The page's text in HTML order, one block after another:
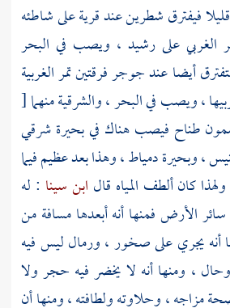
قليلا فيفترق شطرين عند قرية على شاطئه
الغربي على رشيد ، ويصب في البحر
أيضا عند جوجر فرقتين تمر الغربية
، ويصب في البحر ، والشرقية منهما[
طناح فيصب هناك في بحيرة شرقي
،وبحيرة دمياط، وهذا بعد عظيم فيما
كان ألطف المياه قال ابن سينا : له
الأرض فمنها أنه أبعدها مسافة من
أنه يجري على صخور ، ورمال ليس فيه
، ومنها أنه لا يخضر فيه حجر ولا
مزاجه ، وحلاوته ولطافته ، ومنها أن